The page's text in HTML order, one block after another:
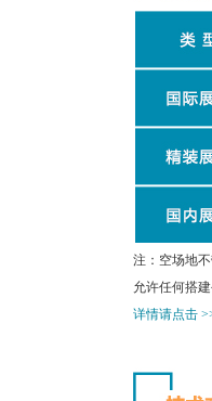
注：空场地
允许任何搭建
详情请点击